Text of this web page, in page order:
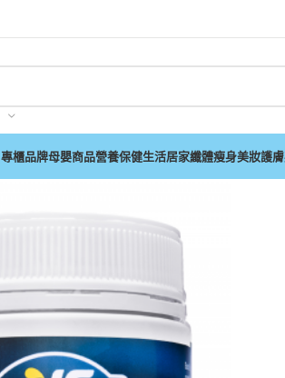
專櫃品牌母嬰商品營養保健生活居家纖體瘦身美妝護膚